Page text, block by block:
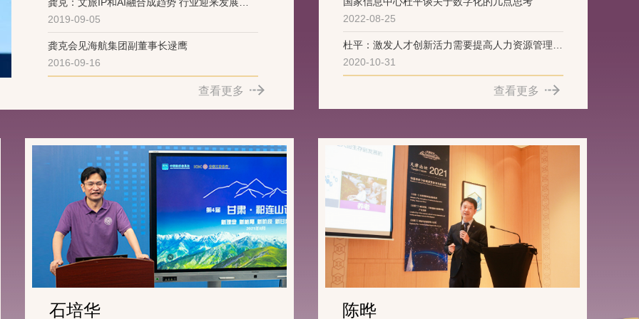
查看更多
机遇
2019-09-05
龚克会见海航集团副董事长逯鹰
2016-09-16
查看更多
2022-08-25
杜平：激发人才创新活力需要提高人力资源管理和
服务水平
2020-10-31
石培华 陈晔